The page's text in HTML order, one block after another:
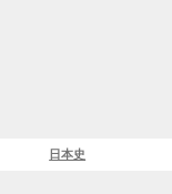
日本史